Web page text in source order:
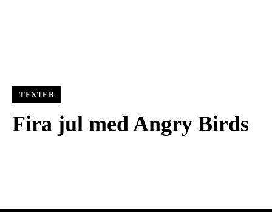
TEXTER
Fira jul med Angry Birds